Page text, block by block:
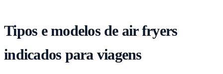
Tipos e modelos de air fryers
indicados para viagens